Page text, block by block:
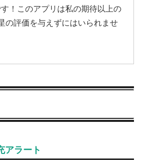
！このアプリは私の期待以上の
の評価を与えずにはいられませ
アラート